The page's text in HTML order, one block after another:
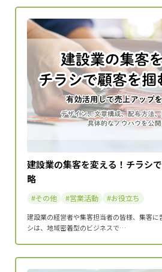
建設業の集客を変える！チラシ
略
その他 営業活動 お役立ち
建設業の経営者や集客担当者の皆様、集客に
シは、地域密着型のビジネスで…